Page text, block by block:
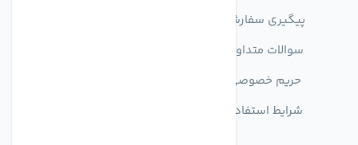
پیگیری سفارش
سوالات متداول
حریم خصوصی
شرایط استفاده